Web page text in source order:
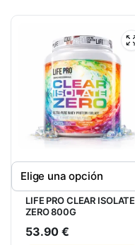
LIFE PRO CLEAR ISOLATE
ZERO 800G
53.90€